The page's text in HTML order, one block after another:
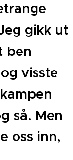
gikk ut
ben
visste
så. Men
oss inn,